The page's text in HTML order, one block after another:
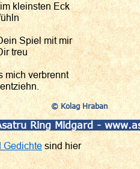
kleinsten Eck
Spiel mit mir
treu
mich verbrennt
© Kolag Hraban
Ring Midgard -
Gedichtesind hier